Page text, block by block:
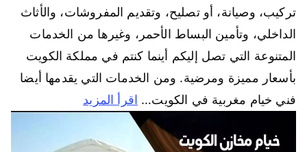
تركيب، وصيانة، أو تصليح، وتقديم المفروشات، والأثاث
الداخلي، وتأمين البساط الأحمر، وغيرها من الخدمات
المتنوعة التي تصل إليكم أينما كنتم في مملكة الكويت
بأسعار مميزة ومرضية. ومن الخدمات التي يقدمها أيضا
فني خيام مغربية في الكويت… اقرأ المزيد